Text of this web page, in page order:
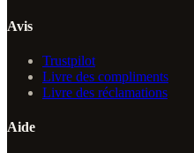
Avis
Trustpilot
Livre des compliments
Livre des réclamations
Aide